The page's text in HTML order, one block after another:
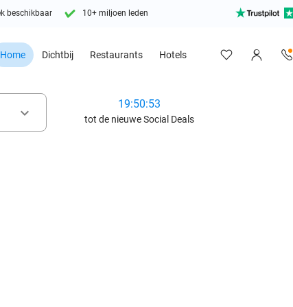
beschikbaar 10+ miljoen leden
Home Dichtbij Restaurants Hotels
keyboard_arrow_down
19:50:52
tot de nieuwe Social Deals